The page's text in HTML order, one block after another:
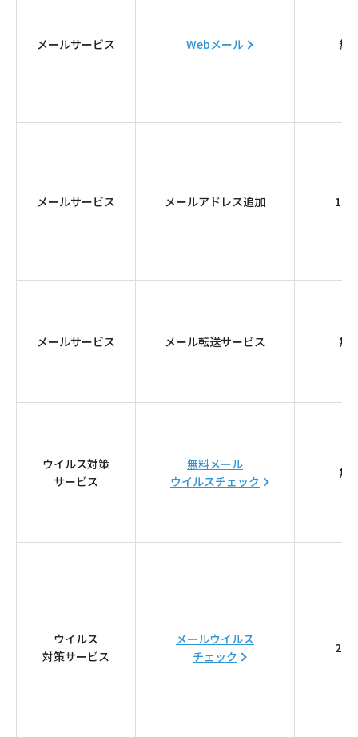
メールサービス Webメール 無
メールサービス メールアドレス追加 165
メールサービス メール転送サービス 無
ウイルス対策
サービス
無料メール
ウイルスチェック
無
ウイルス
対策サービス
メールウイルス
チェック
275